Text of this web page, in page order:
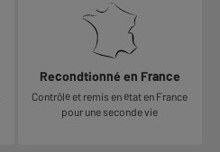
Recondtionné en France
Contrôlé et remis en état en France
pour une seconde vie